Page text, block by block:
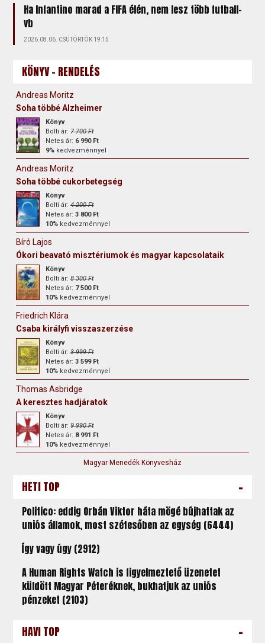
Ha Infantino marad a FIFA élén, nem lesz több futball-
vb
2026.08.06. CSÜTÖRTÖK 19:15
KÖNYV - RENDELÉS
Andreas Moritz
Soha többé Alzheimer
Könyv
Bolti ár:7 700 Ft
Netes ár: 6 990 Ft
9% kedvezménnyel
Andreas Moritz
Soha többé cukorbetegség
Könyv
Bolti ár:4 200 Ft
Netes ár:3 800 Ft
10% kedvezménnyel
Bíró Lajos
Ókori beavató misztériumok és magyar kapcsolataik
Könyv
Bolti ár:8 300 Ft
Netes ár: 7 500 Ft
10% kedvezménnyel
Friedrich Klára
Csaba királyfi visszaszerzése
Könyv
Bolti ár:3 999 Ft
Netes ár:3 599 Ft
10% kedvezménnyel
Thomas Asbridge
A keresztes hadjáratok
Könyv
Bolti ár:9 990 Ft
Netes ár: 8 991 Ft
10% kedvezménnyel
Magyar Menedék Könyvesház
HETI TOP -
Politico: eddig Orbán Viktor háta mögé bújhattak az
uniós államok, most szétesőben az egység (6444)
Így vagy úgy (2912)
A Human Rights Watch is figyelmeztető üzenetet
küldött Magyar Péteréknek, bukhatjuk az uniós
pénzeket (2103)
HAVI TOP -